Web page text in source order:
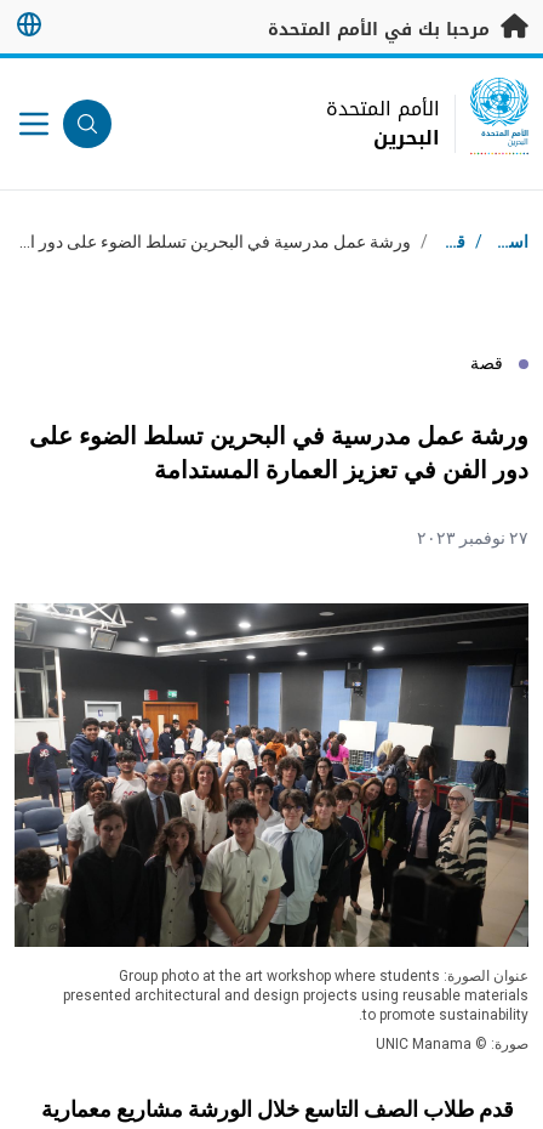
تخطى إلى المحتوى الرئيسي
مرحبا بك في الأمم المتحدة
UN Logo
الأمم المتحدة
البحرين
الأمم المتحدة
البحرين
مسار التنقل
استقبال / قصص /
قصة
ورشة عمل مدرسية في البحرين تسلط الضوء على
دور الفن في تعزيز العمارة المستدامة
٢٧ نوفمبر ٢٠٢٣
عنوان الصورة: Group photo at the art workshop where students
presented architectural and design projects using reusable materials
to promote sustainability.
صورة: © UNIC Manama
قدم طلاب الصف التاسع خلال الورشة مشاريع معمارية